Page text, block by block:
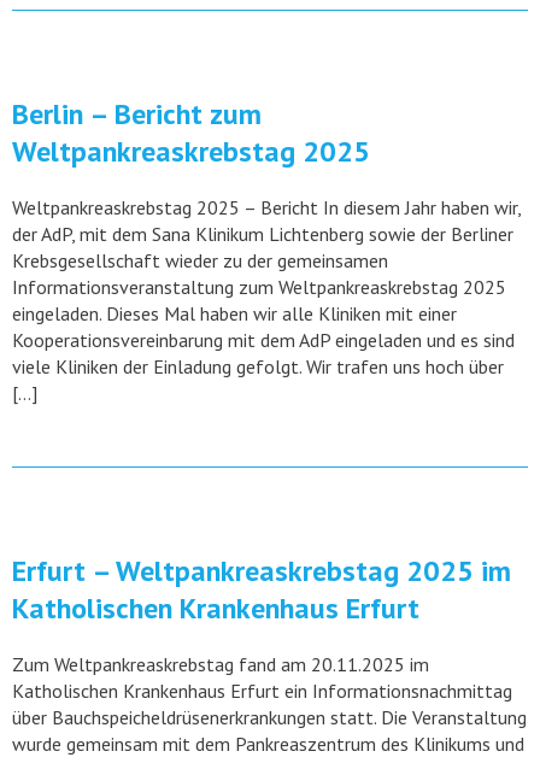
Berlin – Bericht zum
Weltpankreaskrebstag 2025
Weltpankreaskrebstag 2025 – Bericht In diesem Jahr haben wir,
der AdP, mit dem Sana Klinikum Lichtenberg sowie der Berliner
Krebsgesellschaft wieder zu der gemeinsamen
Informationsveranstaltung zum Weltpankreaskrebstag 2025
eingeladen. Dieses Mal haben wir alle Kliniken mit einer
Kooperationsvereinbarung mit dem AdP eingeladen und es sind
viele Kliniken der Einladung gefolgt. Wir trafen uns hoch über
[…]
Erfurt – Weltpankreaskrebstag 2025 im
Katholischen Krankenhaus Erfurt
Zum Weltpankreaskrebstag fand am 20.11.2025 im
Katholischen Krankenhaus Erfurt ein Informationsnachmittag
über Bauchspeicheldrüsenerkrankungen statt. Die Veranstaltung
wurde gemeinsam mit dem Pankreaszentrum des Klinikums und